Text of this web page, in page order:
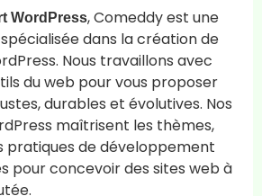
WordPress, Comeddy est une
dans la création de
Nous travaillons avec
du web pour vous proposer
durables et évolutives. Nos
maîtrisent les thèmes,
pratiques de développement
pour concevoir des sites web à